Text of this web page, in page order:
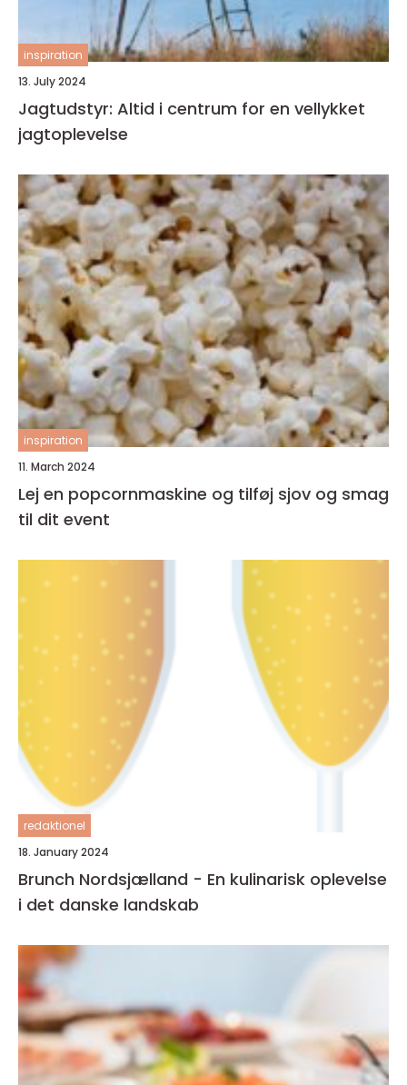
inspiration
13. July 2024
Jagtudstyr: Altid i centrum for en vellykket
jagtoplevelse
inspiration
11. March 2024
Lej en popcornmaskine og tilføj sjov og smag
til dit event
redaktionel
18. January 2024
Brunch Nordsjælland - En kulinarisk oplevelse
i det danske landskab